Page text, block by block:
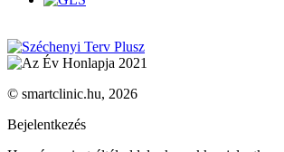
© smartclinic.hu, 2026
Bejelentkezés